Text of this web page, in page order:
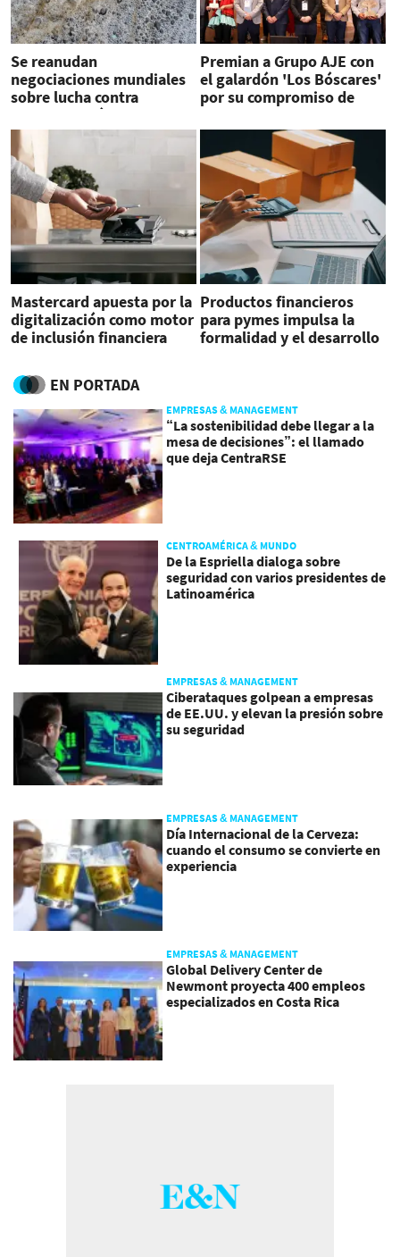
Se reanudan
negociaciones mundiales
sobre lucha contra
contaminación por
plásticos
Premian a Grupo AJE con
el galardón 'Los Bóscares'
por su compromiso de
Mastercard apuesta por la
digitalización como motor
de inclusión financiera
Productos financieros
para pymes impulsa la
formalidad y el desarrollo
EN PORTADA
EMPRESAS & MANAGEMENT
“La sostenibilidad debe llegar a la
mesa de decisiones”: el llamado
que deja CentraRSE
CENTROAMÉRICA & MUNDO
De la Espriella dialoga sobre
seguridad con varios presidentes de
Latinoamérica
EMPRESAS & MANAGEMENT
Ciberataques golpean a empresas
de EE.UU. y elevan la presión sobre
su seguridad
EMPRESAS & MANAGEMENT
Día Internacional de la Cerveza:
cuando el consumo se convierte en
experiencia
EMPRESAS & MANAGEMENT
Global Delivery Center de
Newmont proyecta 400 empleos
especializados en Costa Rica